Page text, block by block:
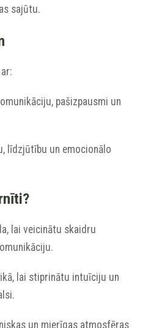
sajūtu.
pašizpausmi un
līdzjūtību un emocionālo
lai veicinātu skaidru
lai stiprinātu intuīciju un
un mierīgas atmosfēras